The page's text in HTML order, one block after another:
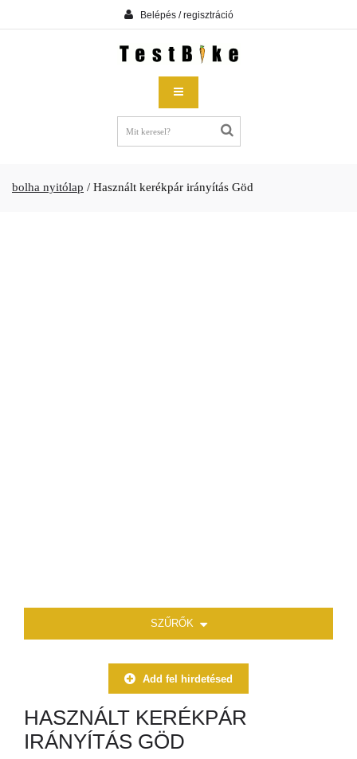
Belépés / regisztráció
bolha nyitólap / Használt kerékpár irányítás Göd
SZŰRŐK
Add fel hirdetésed
HASZNÁLT KERÉKPÁR
IRÁNYÍTÁS GÖD